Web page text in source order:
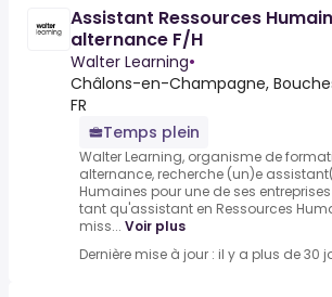
Assistant Ressources
alternance F/H
Walter Learning•
Châlons-en-Champagne,
FR
Temps plein
Walter Learning, organisme de
alternance, recherche (un)e
Humaines pour une de ses
tant qu'assistant en Ressources
miss... Voir plus
Dernière mise à jour : il y a plus de 30